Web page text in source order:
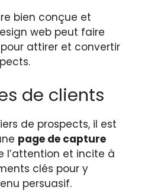
bien conçue et
web peut faire
attirer et convertir
de clients
de prospects, il est
page de capture
l’attention et incite à
clés pour y
persuasif.